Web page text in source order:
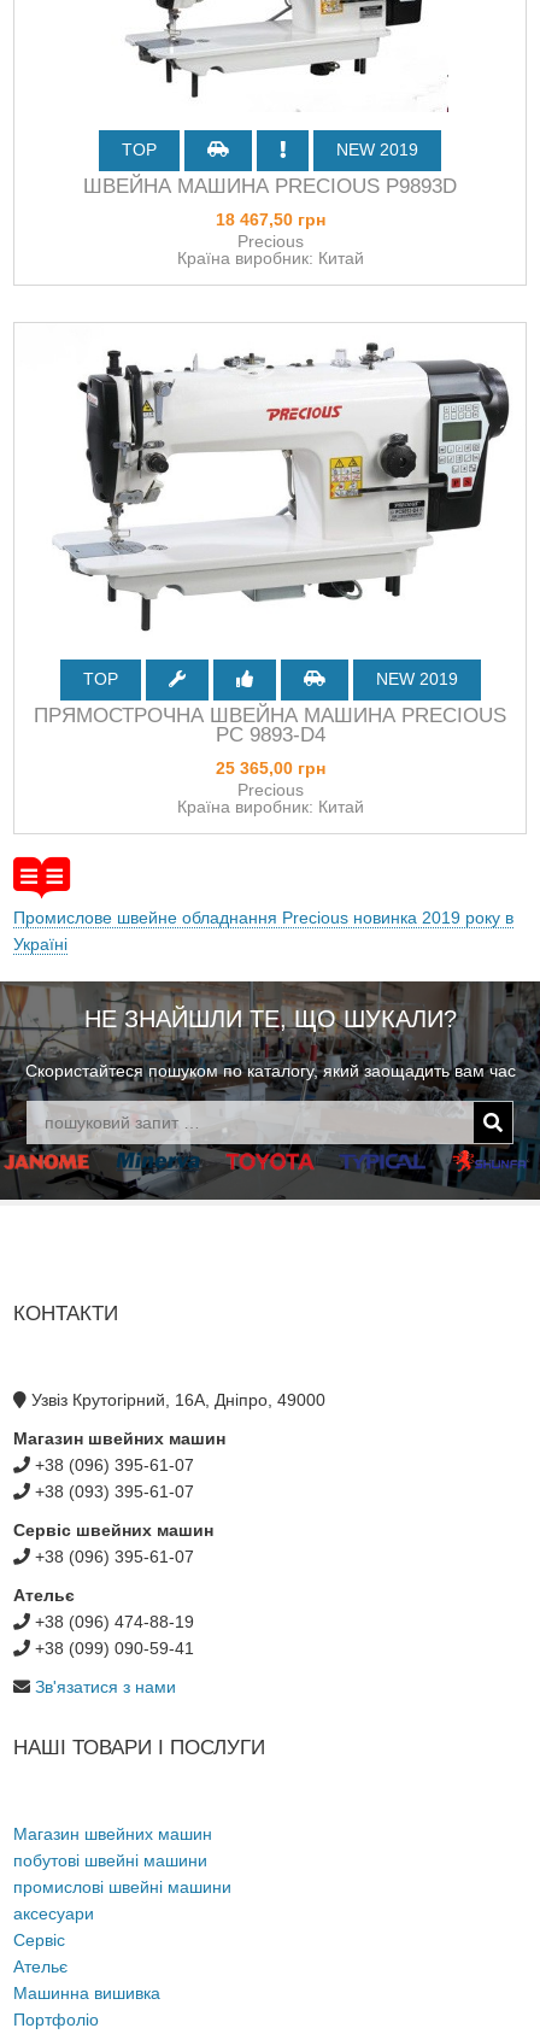
TOP NEW 2019
ШВЕЙНА МАШИНА PRECIOUS P9893D
18 467,50 грн
Precious
Країна виробник: Китай
TOP NEW 2019
ПРЯМОСТРОЧНА ШВЕЙНА МАШИНА PRECIOUS
PC 9893-D4
25 365,00 грн
Precious
Країна виробник: Китай
Промислове швейне обладнання Precious новинка 2019 року в
Україні
НЕ ЗНАЙШЛИ ТЕ, ЩО ШУКАЛИ?
Скористайтеся пошуком по каталогу, який заощадить вам час
КОНТАКТИ
Узвіз Крутогірний, 16А, Дніпро, 49000
Магазин швейних машин
+38 (096) 395-61-07
+38 (093) 395-61-07
Сервіс швейних машин
+38 (096) 395-61-07
Ательє
+38 (096) 474-88-19
+38 (099) 090-59-41
Зв'язатися з нами
НАШІ ТОВАРИ І ПОСЛУГИ
Магазин швейних машин
побутові швейні машини
промислові швейні машини
аксесуари
Сервіс
Ательє
Машинна вишивка
Портфоліо